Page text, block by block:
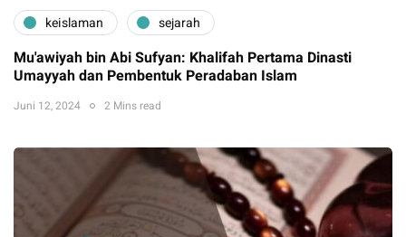
keislaman sejarah
Mu'awiyah bin Abi Sufyan: Khalifah Pertama Dinasti
Umayyah dan Pembentuk Peradaban Islam
Juni 12, 2024 2 Mins read